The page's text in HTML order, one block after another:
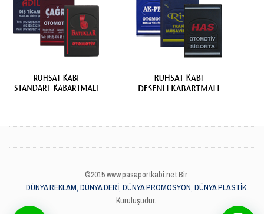
©2015 www.pasaportkabi.net Bir
DÜNYA REKLAM, DÜNYA DERİ, DÜNYA PROMOSYON, DÜNYA PLASTİK
Kuruluşudur.